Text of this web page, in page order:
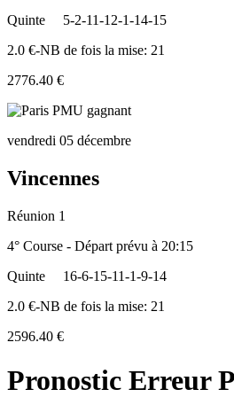
Quinte
5-2-11-12-1-14-15
2.0 €-NB de fois la mise: 21
2776.40 €
vendredi 05 décembre
Vincennes
Réunion 1
4° Course - Départ prévu à 20:15
Quinte
16-6-15-11-1-9-14
2.0 €-NB de fois la mise: 21
2596.40 €
Pronostic Erreur